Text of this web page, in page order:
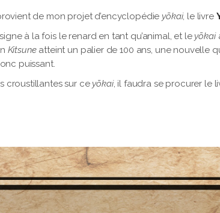
de mon projet d’encyclopédie yōkai, le livre
à la fois le renard en tant qu’animal, et le yōkai
Kitsuneatteint un palier de 100 ans, une nouvelle
puissant.
croustillantes sur ce yōkai, il faudra se procurer le